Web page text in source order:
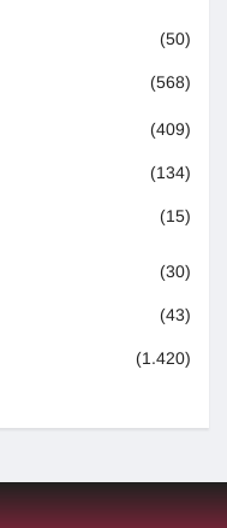
(50)
(568)
(409)
(134)
(15)
(30)
(43)
(1.420)